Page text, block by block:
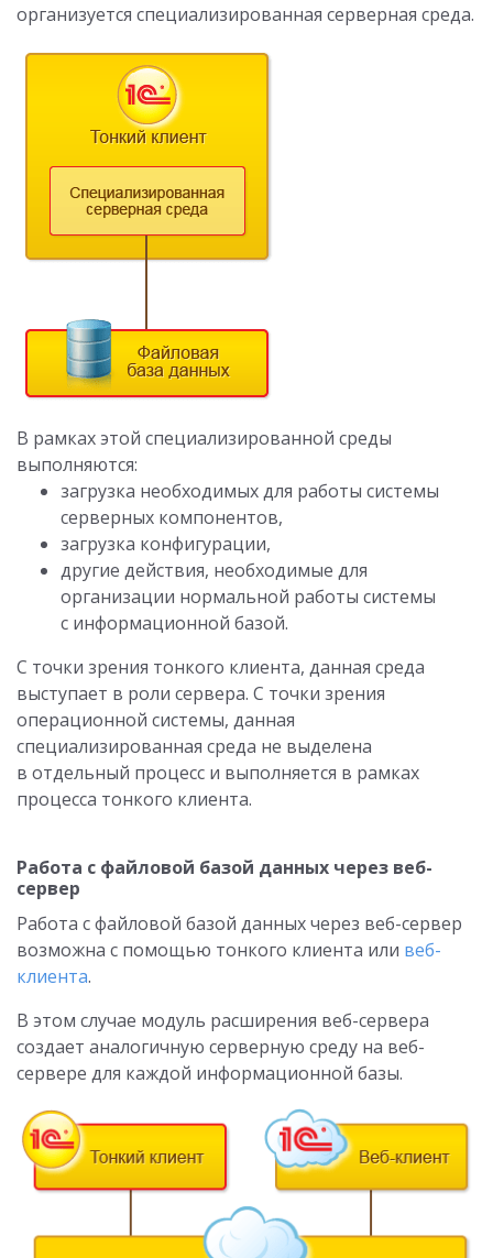
организуется специализированная серверная среда.
В рамках этой специализированной среды
выполняются:
загрузка необходимых для работы системы
серверных компонентов,
загрузка конфигурации,
другие действия, необходимые для
организации нормальной работы системы
с информационной базой.
С точки зрения тонкого клиента, данная среда
выступает в роли сервера. С точки зрения
операционной системы, данная
специализированная среда не выделена
в отдельный процесс и выполняется в рамках
процесса тонкого клиента.
Работа с файловой базой данных через веб-
сервер
Работа с файловой базой данных через веб-сервер
возможна с помощью тонкого клиента или веб-
клиента.
В этом случае модуль расширения веб-сервера
создает аналогичную серверную среду на веб-
сервере для каждой информационной базы.